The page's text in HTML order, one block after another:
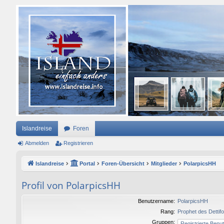
Islandreise Foren
Abmelden Registrieren
Islandreise Portal Foren-Übersicht Mitglieder PolarpicsHH
Profil von PolarpicsHH
Benutzername: PolarpicsHH
Rang: Prophet des
Gruppen: